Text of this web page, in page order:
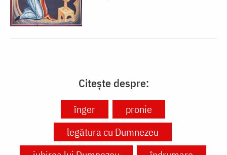
Citește despre:
înger
pronie
legătura cu Dumnezeu